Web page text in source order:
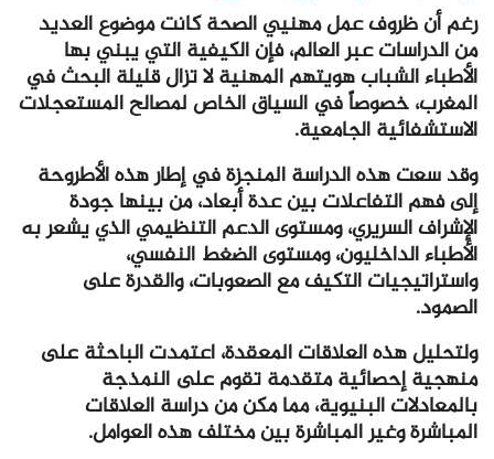
رغم أن ظروف عمل مهنيي الصحة كانت موضوع العديد
من الدراسات عبر العالم، فإن الكيفية التي يبني بها
الأطباء الشباب هويتهم المهنية لا تزال قليلة البحث في
المغرب، خصوصاً في السياق الخاص لمصالح المستعجلات
الاستشفائية الجامعية.
وقد سعت هذه الدراسة المنجزة في إطار هذه الأطروحة
إلى فهم التفاعلات بين عدة أبعاد، من بينها جودة
الإشراف السريري، ومستوى الدعم التنظيمي الذي يشعر به
الأطباء الداخليون، ومستوى الضغط النفسي،
واستراتيجيات التكيف مع الصعوبات، والقدرة على
الصمود.
ولتحليل هذه العلاقات المعقدة، اعتمدت الباحثة على
منهجية إحصائية متقدمة تقوم على النمذجة
بالمعادلات البنيوية، مما مكن من دراسة العلاقات
المباشرة وغير المباشرة بين مختلف هذه العوامل.